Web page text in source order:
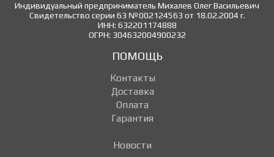
Индивидуальный предприниматель Михалев Олег Васильевич
Свидетельство серии 63 №002124563 от 18.02.2004 г.
ИНН: 632201174888
ОГРН: 304632004900232
ПОМОЩЬ
Контакты
Доставка
Оплата
Гарантия
Новости